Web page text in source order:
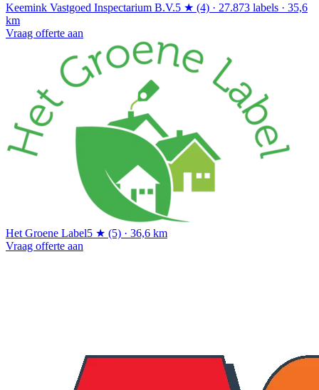
Keemink Vastgoed Inspectarium B.V.5 ★ (4) · 27.873 labels · 35,6
km
Vraag offerte aan
Het Groene Label5 ★ (5) · 36,6 km
Vraag offerte aan